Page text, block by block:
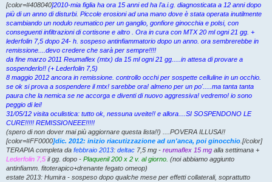
[color=#408040]2010-mia figlia ha ora 15 anni ed ha l'a.i.g. diagnosticata a 12 anni dopo
più di un anno di disturbi. Piccole erosioni ad una mano dove è stata operata inutilmente
scambiando un nodulo reumatico per un ganglio, gonfiore ginocchia e polsi, con
conseguenti infiltrazioni di cortisone e altro . Ora in cura con MTX 20 ml ogni 21 gg. +
lederfolin 7,5 dopo 24- h. sospeso antinfiammatorio dopo un anno. ora sembrerebbe in
remissione....devo credere che sarà per sempre!!!!
da fine marzo 2011 Reumaflex (mtx) da 15 ml ogni 21 gg.....in attesa di provare a
sospenderlo!! (+ Lederfolin 7,5)
8 maggio 2012 ancora in remissione. controllo occhi per sospette celluline in un occhio.
se ok si prova a sospendere il mtx! sarebbe ora! almeno per un po'.....ma tanta tanta
paura che la nemica se ne accorga e diventi di nuovo aggressiva! vedremo! io sono
peggio di lei!
31/05/12 visita oculistica: tutto ok, nessuna uveite!! e allora....SI SOSPENDONO LE
CURE!!!!! REMISSIONEEE!!!!!
(spero di non dover mai più aggiornare questa lista!!) ....POVERA ILLUSA!!
[color=#FF0000]dic. 2012: inizio riacutizzazione ad un'anca, poi ginocchio .[/color]
TERAPIA completa da febbraio 2013: deltac 7,5 mg - reumaflex 15 mg alla settimana +
Lederfolin 7,5 il gg. dopo - Plaquenil 200 x 2 v. al giorno. (noi abbiamo aggiunto
antinfiamm. fitoterapico+drenante fegato omeop)
estate 2013: Humira - sospeso dopo qualche mese per effetti collaterali, soprattutto